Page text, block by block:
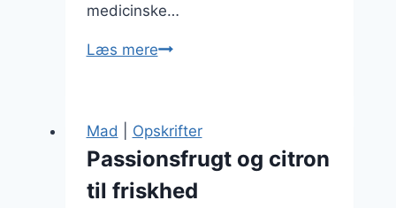
medicinske…
Læs merePassionsfrugt
en
forfriskning
Mad Opskrifter
Passionsfrugt og citron
til friskhed